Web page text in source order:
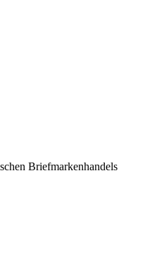
Briefmarkenhandels